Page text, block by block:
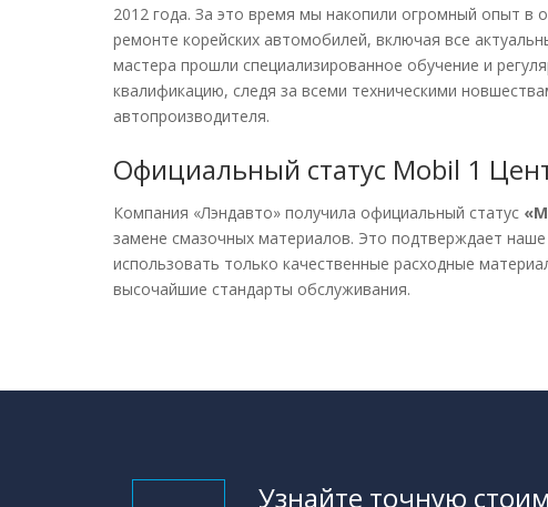
2012 года. За это время мы накопили огромный опыт в
ремонте корейских автомобилей, включая все
мастера прошли специализированное обучение и
квалификацию, следя за всеми техническими
автопроизводителя.
Официальный статус Mobil 1
Компания «Лэндавто» получила официальный статус
замене смазочных материалов. Это подтверждает
использовать только качественные расходные
высочайшие стандарты обслуживания.
Узнайте точную